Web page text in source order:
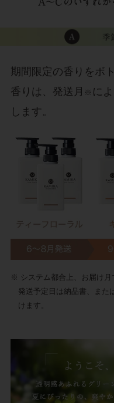
期間限定の香りをボ
香りは、発送月
※ に
します。
※ システム都合上、お届け月
発送予定日は納品書、また
けます。